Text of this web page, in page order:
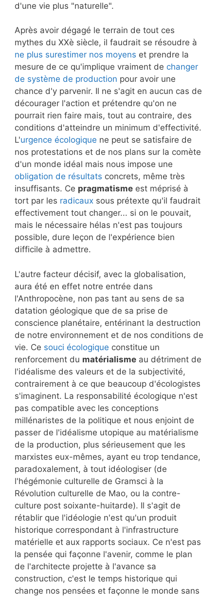
d'une vie plus "naturelle".
Après avoir dégagé le terrain de tout ces
mythes du XXè siècle, il faudrait se résoudre à
ne plus surestimer nos moyens et prendre la
mesure de ce qu'implique vraiment de changer
de système de production pour avoir une
chance d'y parvenir. Il ne s'agit en aucun cas de
décourager l'action et prétendre qu'on ne
pourrait rien faire mais, tout au contraire, des
conditions d'atteindre un minimum d'effectivité.
L'urgence écologique ne peut se satisfaire de
nos protestations et de nos plans sur la comète
d'un monde idéal mais nous impose une
obligation de résultats concrets, même très
insuffisants. Ce pragmatisme est méprisé à
tort par les radicaux sous prétexte qu'il faudrait
effectivement tout changer... si on le pouvait,
mais le nécessaire hélas n'est pas toujours
possible, dure leçon de l'expérience bien
difficile à admettre.
L'autre facteur décisif, avec la globalisation,
aura été en effet notre entrée dans
l'Anthropocène, non pas tant au sens de sa
datation géologique que de sa prise de
conscience planétaire, entérinant la destruction
de notre environnement et de nos conditions de
vie. Ce souci écologique constitue un
renforcement du matérialisme au détriment de
l'idéalisme des valeurs et de la subjectivité,
contrairement à ce que beaucoup d'écologistes
s'imaginent. La responsabilité écologique n'est
pas compatible avec les conceptions
millénaristes de la politique et nous enjoint de
passer de l'idéalisme utopique au matérialisme
de la production, plus sérieusement que les
marxistes eux-mêmes, ayant eu trop tendance,
paradoxalement, à tout idéologiser (de
l'hégémonie culturelle de Gramsci à la
Révolution culturelle de Mao, ou la contre-
culture post soixante-huitarde). Il s'agit de
rétablir que l'idéologie n'est qu'un produit
historique correspondant à l'infrastructure
matérielle et aux rapports sociaux. Ce n'est pas
la pensée qui façonne l'avenir, comme le plan
de l'architecte projette à l'avance sa
construction, c'est le temps historique qui
change nos pensées et façonne le monde sans